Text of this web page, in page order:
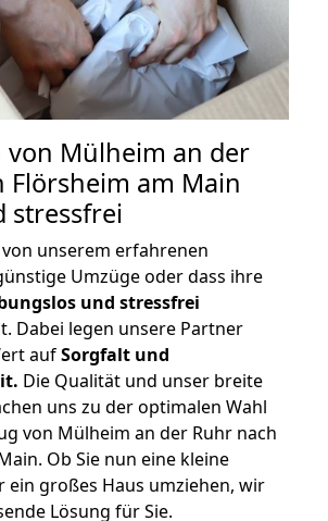
von Mülheim an der
Flörsheim am Main
stressfrei
unserem erfahrenen
Umzüge oder dass ihre
und stressfrei
Dabei legen unsere Partner
aufSorgfalt und
Die Qualität und unser breite
uns zu der optimalen Wahl
von Mülheim an der Ruhr nach
Ob Sie nun eine kleine
ein großes Haus umziehen, wir
Lösung für Sie.